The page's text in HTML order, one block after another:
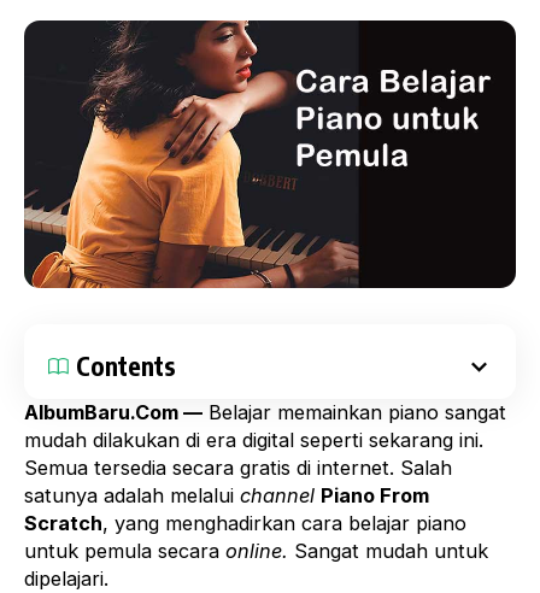
Contents
AlbumBaru.Com — Belajar memainkan piano sangat
mudah dilakukan di era digital seperti sekarang ini.
Semua tersedia secara gratis di internet. Salah
satunya adalah melalui channel Piano From
Scratch, yang menghadirkan cara belajar piano
untuk pemula secara online. Sangat mudah untuk
dipelajari.